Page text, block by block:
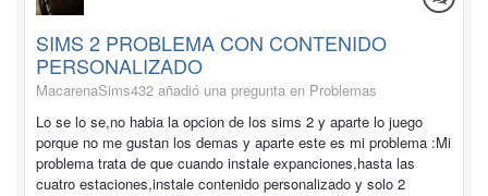
SIMS 2 PROBLEMA CON CONTENIDO
PERSONALIZADO
MacarenaSims432 añadió una pregunta en Problemas
Lo se lo se,no habia la opcion de los sims 2 y aparte lo juego
porque no me gustan los demas y aparte este es mi problema :Mi
problema trata de que cuando instale expanciones,hasta las
cuatro estaciones,instale contenido personalizado y solo 2